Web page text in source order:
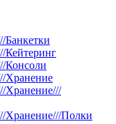
Банкетки
Кейтеринг
Консоли
Хранение
Хранение///
Хранение///Полки